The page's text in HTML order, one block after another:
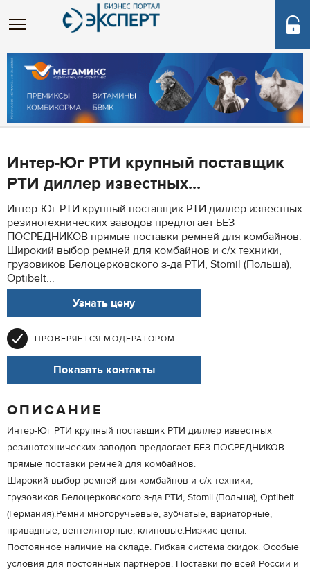
Интер-Юг РТИ крупный поставщик
РТИ диллер известных...
Интер-Юг РТИ крупный поставщик РТИ диллер известных
резинотехнических заводов предлогает БЕЗ
ПОСРЕДНИКОВ прямые поставки ремней для комбайнов.
Широкий выбор ремней для комбайнов и с/х техники,
грузовиков Белоцерковского з-да РТИ, Stomil (Польша),
Optibelt...
Узнать цену
ПРОВЕРЯЕТСЯ МОДЕРАТОРОМ
Показать контакты
ОПИСАНИЕ
Интер-Юг РТИ крупный поставщик РТИ диллер известных
резинотехнических заводов предлогает БЕЗ ПОСРЕДНИКОВ
прямые поставки ремней для комбайнов.
Широкий выбор ремней для комбайнов и с/х техники,
грузовиков Белоцерковского з-да РТИ, Stomil (Польша), Optibelt
(Германия).Ремни многоручьевые, зубчатые, вариаторные,
привадные, вентеляторные, клиновые.Низкие цены.
Постоянное наличие на складе. Гибкая система скидок. Особые
условия для постоянных партнеров. Поставки по всей России и